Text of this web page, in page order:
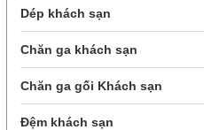
Dép khách sạn
Chăn ga khách sạn
Chăn ga gối Khách sạn
Đệm khách sạn